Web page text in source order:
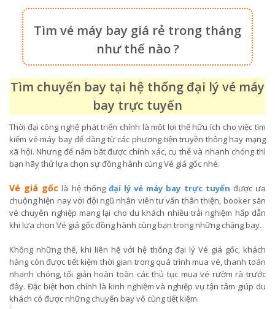
Tìm vé máy bay giá rẻ trong tháng
như thế nào ?
Tìm chuyến bay tại hệ thống đại lý vé máy
bay trực tuyến
Thời đại công nghệ phát triển chính là một lợi thế hữu ích cho việc tìm
kiếm vé máy bay dể dàng từ các phương tiện truyền thông hay mạng
xã hội. Nhưng để nắm bắt được chính xác, cụ thể và nhanh chóng thì
bạn hãy thử lựa chọn sự đồng hành cùng Vé giá gốc nhé.
Vé giá gốc là hệ thống đại lý vé máy bay trực tuyến được ưa
chuộng hiện nay với đội ngũ nhân viên tư vấn thân thiện, booker săn
vé chuyên nghiệp mang lại cho du khách nhiều trải nghiệm hấp dẫn
khi lựa chọn Vé giá gốc đồng hành cùng bạn trong những chặng bay.
Không những thế, khi liên hệ với hệ thống đại lý Vé giá gốc, khách
hàng còn được tiết kiệm thời gian trong quá trình mua vé, thanh toán
nhanh chóng, tối giản hoàn toàn các thủ tục mua vé rườm rà trước
đây. Đặc biệt hơn chính là kinh nghiệm và nghiệp vụ tận tâm giúp du
khách có được những chuyến bay vô cùng tiết kiệm.